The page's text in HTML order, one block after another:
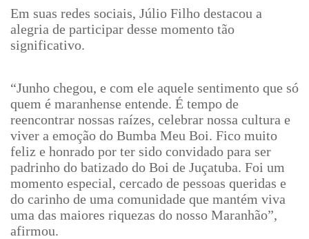
Em suas redes sociais, Júlio Filho destacou a
alegria de participar desse momento tão
significativo.
“Junho chegou, e com ele aquele sentimento que só
quem é maranhense entende. É tempo de
reencontrar nossas raízes, celebrar nossa cultura e
viver a emoção do Bumba Meu Boi. Fico muito
feliz e honrado por ter sido convidado para ser
padrinho do batizado do Boi de Juçatuba. Foi um
momento especial, cercado de pessoas queridas e
do carinho de uma comunidade que mantém viva
uma das maiores riquezas do nosso Maranhão”,
afirmou.